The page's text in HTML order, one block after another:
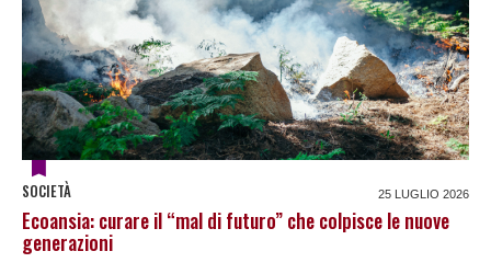
SOCIETÀ 25 LUGLIO 2026
Ecoansia: curare il “mal di futuro” che colpisce le nuove
generazioni